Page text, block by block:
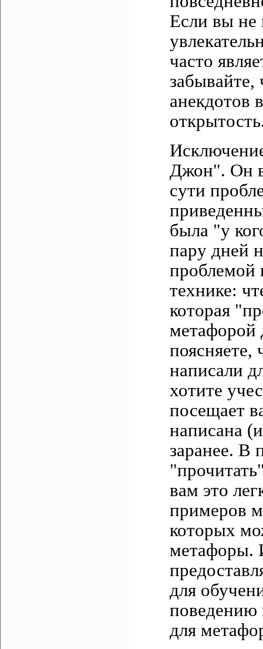
Если вы не
часто
забывайте,
анекдотов
Джон". Он
сути
была "у
пару дней
проблемой
технике:
которая
метафорой
поясняете,
написали
хотите
посещает
написана
заранее. В
вам это
примеров
которых
метафоры.
для
поведению
для